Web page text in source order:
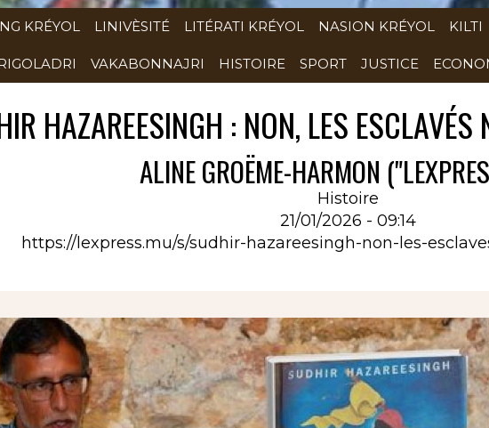
KRÉYOL LINIVÈSITÉ LITÉRATI KRÉYOL NASION KRÉYOL KILTI
VAKABONNAJRI HISTOIRE SPORT JUSTICE
HAZAREESINGH : NON, LES ESCLAVÉS
ALINE GROËME-HARMON
Histoire
21/01/2026 - 09:14
https://lexpress.mu/s/sudhir-hazareesingh-non-les-